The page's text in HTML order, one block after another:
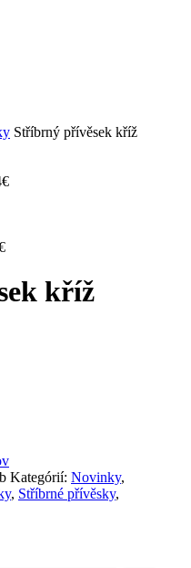
Stříbrný přívěsek kříž
€
kříž
Kategórií: Novinky,
, Stříbrné přívěsky,